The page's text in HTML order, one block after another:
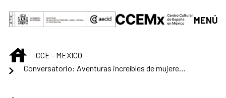
Saut au contenu principal
MENÚ
INICIOCCE - MEXICO
Conversatorio: Aventuras increíbles de mujeres en la ciencia